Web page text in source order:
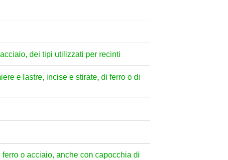
dei tipi utilizzati per recinti
e lastre, incise e stirate, di ferro o di
o acciaio, anche con capocchia di